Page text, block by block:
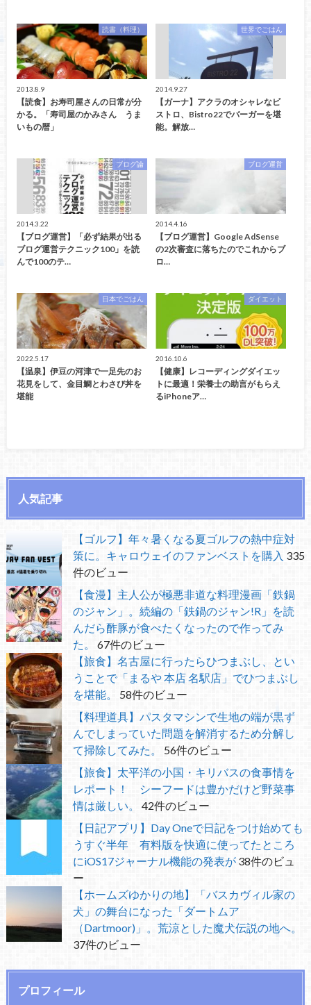
読書（料理）
2013.8.9
【読食】お寿司屋さんの日常が分
かる。「寿司屋のかみさん うま
いもの暦」
世界でごはん
2014.9.27
【ガーナ】アクラのオシャレなビ
ストロ、Bistro22でバーガーを堪
能。解放…
ブログ論
2014.3.22
【ブログ運営】「必ず結果が出る
ブログ運営テクニック100」を読
んで100のテ…
ブログ運営
2014.4.16
【ブログ運営】Google AdSense
の2次審査に落ちたのでこれからブ
ロ…
日本でごはん
2022.5.17
【温泉】伊豆の河津で一足先のお
花見をして、金目鯛とわさび丼を
堪能
ダイエット
2016.10.6
【健康】レコーディングダイエッ
トに最適！栄養士の助言がもらえ
るiPhoneア…
人気記事
【ゴルフ】年々暑くなる夏ゴルフの熱中症対
策に。キャロウェイのファンベストを購入 335
件のビュー
【食漫】主人公が極悪非道な料理漫画「鉄鍋
のジャン」。続編の「鉄鍋のジャン!R」を読
んだら酢豚が食べたくなったので作ってみ
た。
67件のビュー
【旅食】名古屋に行ったらひつまぶし、とい
うことで「まるや 本店 名駅店」でひつまぶし
を堪能。
58件のビュー
【料理道具】パスタマシンで生地の端が黒ず
んでしまっていた問題を解消するため分解し
て掃除してみた。
56件のビュー
【旅食】太平洋の小国・キリバスの食事情を
レポート！ シーフードは豊かだけど野菜事
情は厳しい。
42件のビュー
【日記アプリ】Day Oneで日記をつけ始めても
うすぐ半年 有料版を快適に使ってたところ
にiOS17ジャーナル機能の発表が 38件のビュ
ー
【ホームズゆかりの地】「バスカヴィル家の
犬」の舞台になった「ダートムア
（Dartmoor)」。荒涼とした魔犬伝説の地へ。
37件のビュー
プロフィール